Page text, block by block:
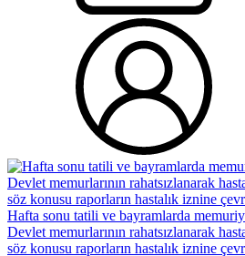
Hafta sonu tatili ve bayramlarda
Devlet memurlarının rahatsızlanarak
söz konusu raporların hastalık iznine